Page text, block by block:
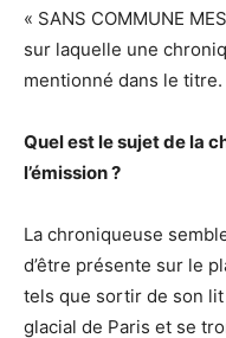
« SANS COMMUNE
sur laquelle une
mentionné dans le titre.
Quel est le sujet de la
l’émission ?
La chroniqueuse
d’être présente sur le
tels que sortir de son
glacial de Paris et se